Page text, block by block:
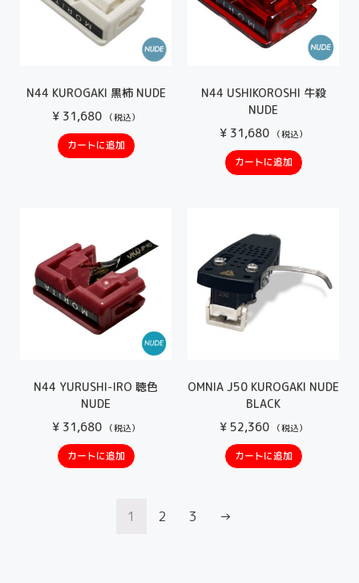
N44 KUROGAKI 黒柿 NUDE
¥31,680 （税込）
カートに追加
N44 USHIKOROSHI 牛殺
NUDE
¥31,680 （税込）
カートに追加
N44 YURUSHI-IRO 聴色
NUDE
¥31,680 （税込）
カートに追加
OMNIA J50 KUROGAKI NUDE
BLACK
¥52,360 （税込）
カートに追加
1 2 3 →